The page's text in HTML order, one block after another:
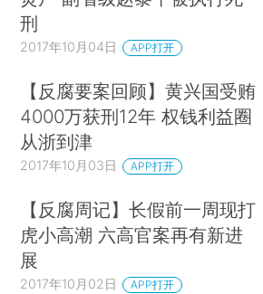
刑
2017年10月04日 APP打开
【反腐要案回顾】黄兴国受贿
4000万获刑12年 权钱利益圈
从浙到津
2017年10月03日 APP打开
【反腐周记】长假前一周现打
虎小高潮 六高官案再有新进
展
2017年10月02日 APP打开